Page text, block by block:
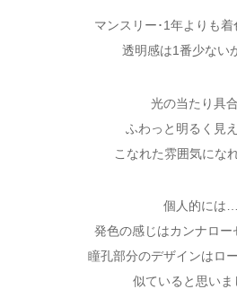
マンスリー･1年よりも
透明感は1番少ない
光の当たり具
ふわっと明るく見
こなれた雰囲気にな
個人的には…
発色の感じはカンナロー
瞳孔部分のデザインはロ
似ていると思いま